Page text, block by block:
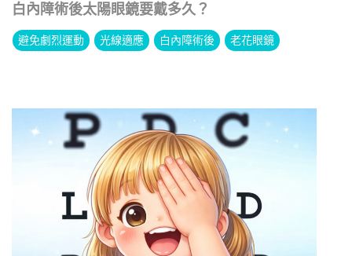
白內障術後太陽眼鏡要戴多久？
避免劇烈運動 光線適應 白內障術後 老花眼鏡